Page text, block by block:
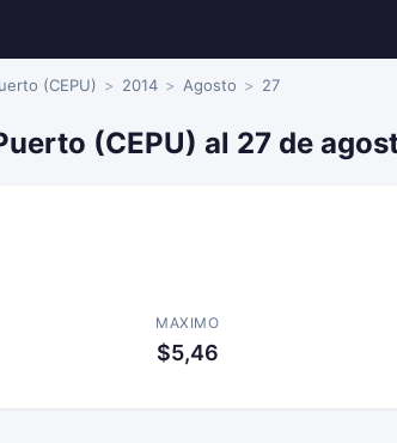
(CEPU) 2014 Agosto 27
(CEPU) al 27 de
MAXIMO
$5,46